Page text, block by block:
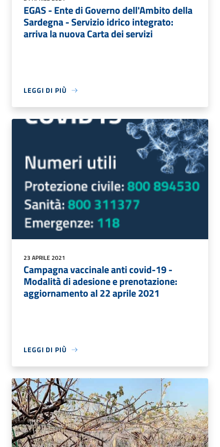
EGAS - Ente di Governo dell'Ambito della
Sardegna - Servizio idrico integrato:
arriva la nuova Carta dei servizi
LEGGI DI PIÙ
23 APRILE 2021
Campagna vaccinale anti covid-19 -
Modalità di adesione e prenotazione:
aggiornamento al 22 aprile 2021
LEGGI DI PIÙ